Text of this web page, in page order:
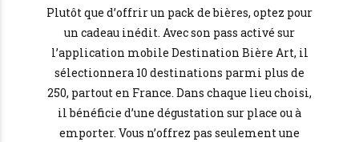
Plutôt que d’offrir un pack de bières, optez pour
un cadeau inédit. Avec son pass activé sur
l’application mobile Destination Bière Art, il
sélectionnera 10 destinations parmi plus de
250, partout en France. Dans chaque lieu choisi,
il bénéficie d’une dégustation sur place ou à
emporter. Vous n’offrez pas seulement une